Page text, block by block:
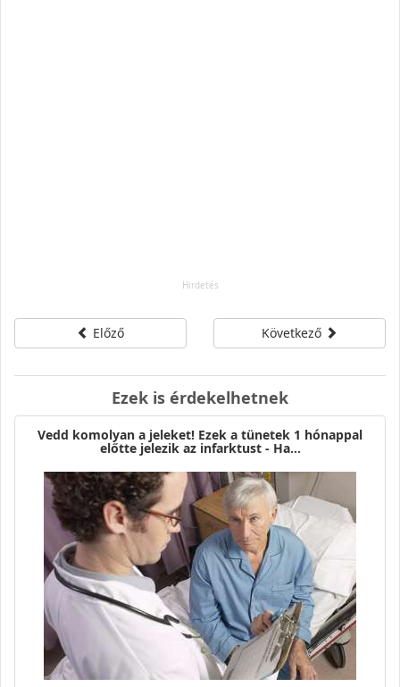
Előző Következő
Ezek is érdekelhetnek
Vedd komolyan a jeleket! Ezek a tünetek 1 hónappal
előtte jelezik az infarktust - Ha…